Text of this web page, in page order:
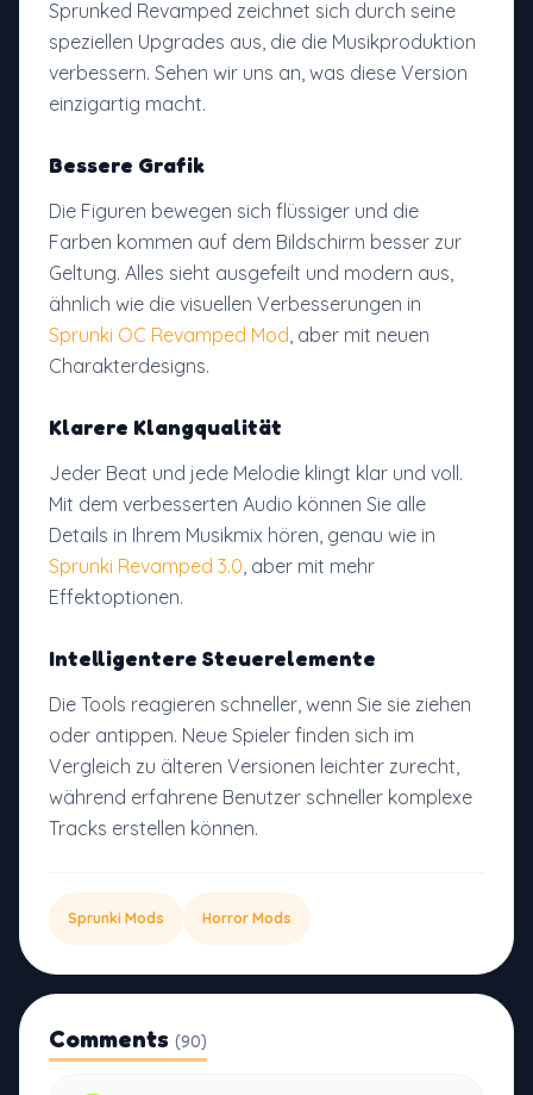
Sprunked Revamped zeichnet sich durch seine
speziellen Upgrades aus, die die Musikproduktion
verbessern. Sehen wir uns an, was diese Version
einzigartig macht.
Bessere Grafik
Die Figuren bewegen sich flüssiger und die
Farben kommen auf dem Bildschirm besser zur
Geltung. Alles sieht ausgefeilt und modern aus,
ähnlich wie die visuellen Verbesserungen in
Sprunki OC Revamped Mod, aber mit neuen
Charakterdesigns.
Klarere Klangqualität
Jeder Beat und jede Melodie klingt klar und voll.
Mit dem verbesserten Audio können Sie alle
Details in Ihrem Musikmix hören, genau wie in
Sprunki Revamped 3.0, aber mit mehr
Effektoptionen.
Intelligentere Steuerelemente
Die Tools reagieren schneller, wenn Sie sie ziehen
oder antippen. Neue Spieler finden sich im
Vergleich zu älteren Versionen leichter zurecht,
während erfahrene Benutzer schneller komplexe
Tracks erstellen können.
Sprunki Mods Horror Mods
Comments (90)